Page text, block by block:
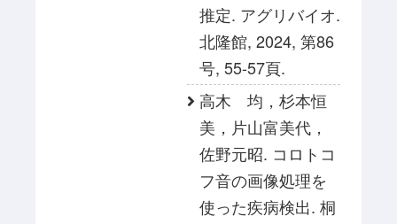
推定. アグリバイオ.
北隆館, 2024, 第86
号, 55-57頁.
高木 均，杉本恒
美，片山富美代，
佐野元昭. コロトコ
フ音の画像処理を
使った疾病検出. 桐